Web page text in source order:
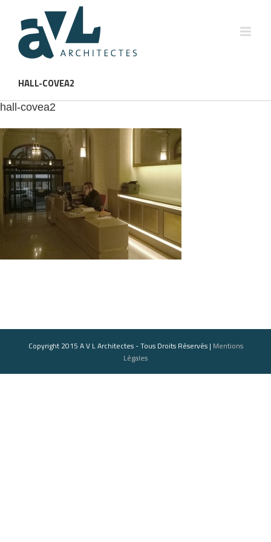
HALL-COVEA2
hall-covea2
Copyright 2015 A V L Architectes - Tous Droits Réservés | Mentions
Légales